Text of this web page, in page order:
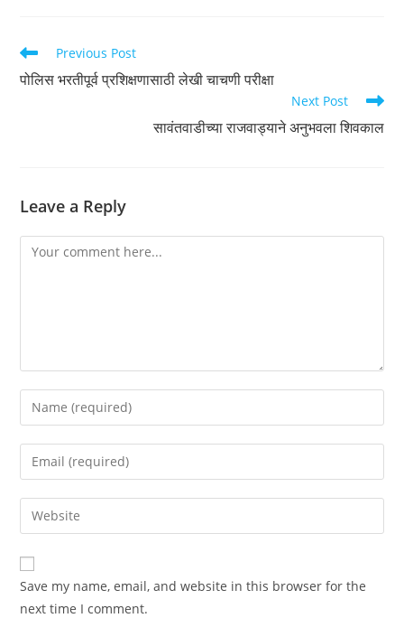
Read
more
articles
Previous Post
पोलिस भरतीपूर्व प्रशिक्षणासाठी लेखी चाचणी परीक्षा
Next Post
सावंतवाडीच्या राजवाड्याने अनुभवला शिवकाल
Leave a Reply
Comment
Enter
your
name
comment
Enter
your
email
address
comment
Enter
your
website
URL
(optional)
Save my name, email, and website in this browser for the
next time I comment.